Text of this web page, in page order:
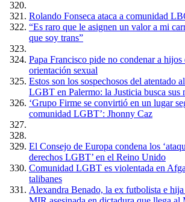
Rolando Fonseca ataca a comunidad
“Es raro que le asignen un valor a mi
que soy trans”
Papa Francisco pide no condenar a
orientación sexual
Estos son los sospechosos del atentado
LGBT en Palermo: la Justicia busca sus
‘Grupo Firme se convirtió en un lugar
comunidad LGBT’: Jhonny Caz
El Consejo de Europa condena los
derechos LGBT’ en el Reino Unido
Comunidad LGBT es violentada en
talibanes
Alexandra Benado, la ex futbolista e